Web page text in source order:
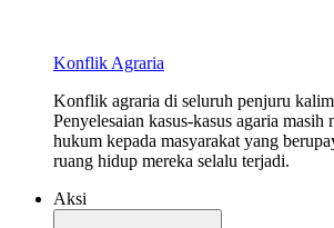
Konflik Agraria
Konflik agraria di seluruh penjuru
Penyelesaian kasus-kasus agaria
hukum kepada masyarakat yang
ruang hidup mereka selalu terjadi.
Aksi